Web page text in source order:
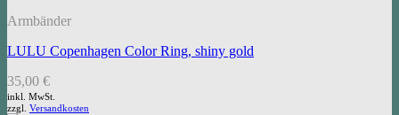
Armbänder
LULU Copenhagen Color Ring, shiny gold
35,00 €
inkl. MwSt.
zzgl. Versandkosten